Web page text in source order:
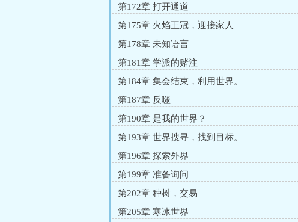
第172章 打开通道
第175章 火焰王冠，迎接家人
第178章 未知语言
第181章 学派的赌注
第184章 集会结束，利用世界。
第187章 反噬
第190章 是我的世界？
第193章 世界搜寻，找到目标。
第196章 探索外界
第199章 准备询问
第202章 种树，交易
第205章 寒冰世界